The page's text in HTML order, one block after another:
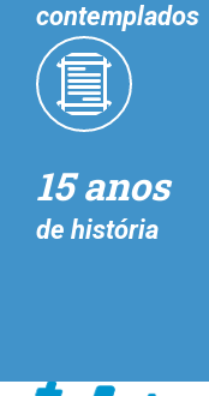
contemplados
15 anos
de história